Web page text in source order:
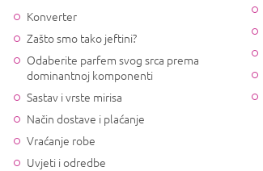
Konverter
Zašto smo tako jeftini?
Odaberite parfem svog srca prema
dominantnoj komponenti
Sastav i vrste mirisa
Način dostave i plaćanje
Vraćanje robe
Uvjeti i odredbe